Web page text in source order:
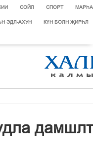
СОЙЛ СПОРТ
ЭДЛ-АХУН КҮН БОЛН ҖИРҺЛ